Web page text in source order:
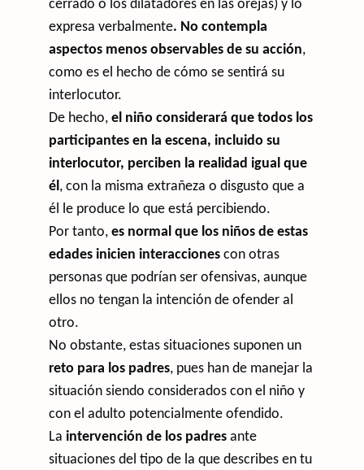
cerrado o los dilatadores en las orejas) y lo
expresa verbalmente. No contempla
aspectos menos observables de su acción,
como es el hecho de cómo se sentirá su
interlocutor.
De hecho, el niño considerará que todos los
participantes en la escena, incluido su
interlocutor, perciben la realidad igual que
él , con la misma extrañeza o disgusto que a
él le produce lo que está percibiendo.
Por tanto, es normal que los niños de estas
edades inicien interacciones con otras
personas que podrían ser ofensivas, aunque
ellos no tengan la intención de ofender al
otro.
No obstante, estas situaciones suponen un
reto para los padres, pues han de manejar la
situación siendo considerados con el niño y
con el adulto potencialmente ofendido.
La intervención de los padres ante
situaciones del tipo de la que describes en tu